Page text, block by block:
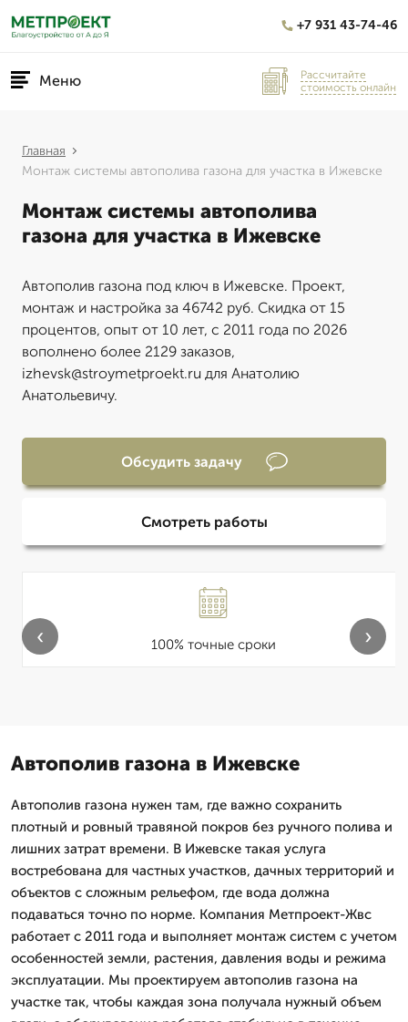
+7 931 43-74-46
Меню
Рассчитайте
стоимость онлайн
Главная
Монтаж системы автополива газона для участка в Ижевске
Монтаж системы автополива
газона для участка в Ижевске
Автополив газона под ключ в Ижевске. Проект,
монтаж и настройка за 46742 руб. Скидка от 15
процентов, опыт от 10 лет, с 2011 года по 2026
вополнено более 2129 заказов,
izhevsk@stroymetproekt.ru для Анатолию
Анатольевичу.
Обсудить задачу
Смотреть работы
100% точные сроки
‹ ›
Автополив газона в Ижевске
Автополив газона нужен там, где важно сохранить
плотный и ровный травяной покров без ручного полива и
лишних затрат времени. В Ижевске такая услуга
востребована для частных участков, дачных территорий и
объектов с сложным рельефом, где вода должна
подаваться точно по норме. Компания Метпроект-Жвс
работает с 2011 года и выполняет монтаж систем с учетом
особенностей земли, растения, давления воды и режима
эксплуатации. Мы проектируем автополив газона на
участке так, чтобы каждая зона получала нужный объем